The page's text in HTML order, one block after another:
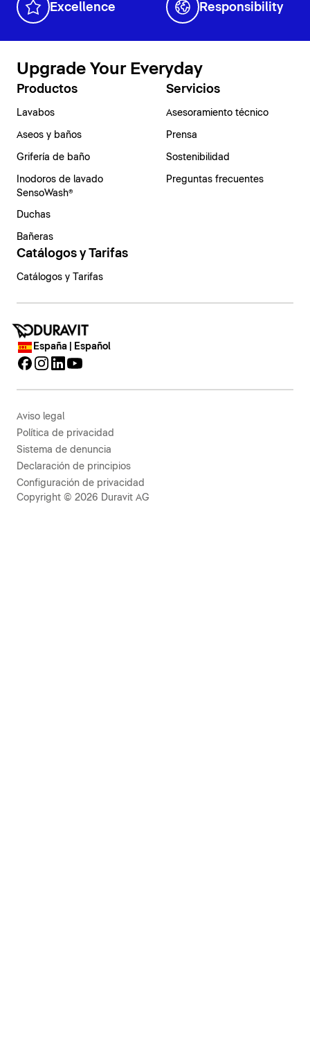
Excellence Responsibility
Upgrade Your Everyday
Productos
Lavabos
Aseos y baños
Grifería de baño
Inodoros de lavado
SensoWash®
Duchas
Bañeras
Servicios
Asesoramiento técnico
Prensa
Sostenibilidad
Preguntas frecuentes
Catálogos y Tarifas
Catálogos y Tarifas
España | Español
Aviso legal
Política de privacidad
Sistema de denuncia
Declaración de principios
Configuración de privacidad
Copyright © 2026 Duravit AG